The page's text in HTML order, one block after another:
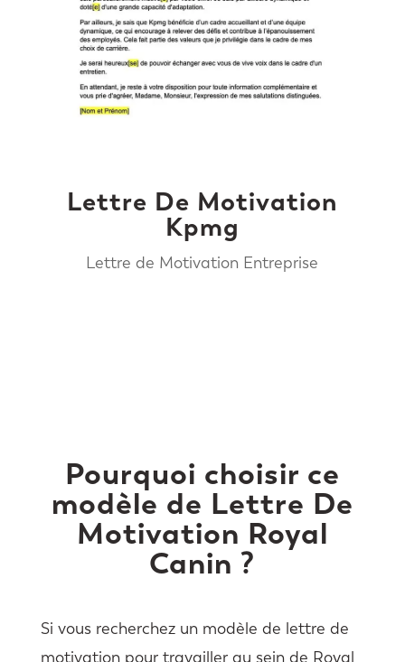
Lettre De Motivation
Kpmg
Lettre de Motivation Entreprise
Pourquoi choisir ce
modèle de Lettre De
Motivation Royal
Canin ?
Si vous recherchez un modèle de lettre de
motivation pour travailler au sein de Royal